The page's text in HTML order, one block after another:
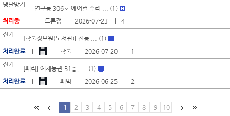
냉난방기
연구동 306호 에어컨 수리 ... (1)
처리중
드론정 2026-07-23
4
전기
[학술정보원(도서관)] 전등 ... (1)
처리완료
학술 2026-07-20
1
전기
[패리] 예체능관 B1층, ... (1)
처리완료
패믹 2026-06-25 2
1 2 3 4 5 6 7 8 9 10